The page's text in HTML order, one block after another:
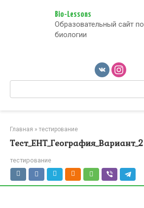
Bio-Lessons
Образовательный сайт по
биологии
Поиск:
Главная » тестирование
Тест_ЕНТ_География_Вариант_2
тестирование